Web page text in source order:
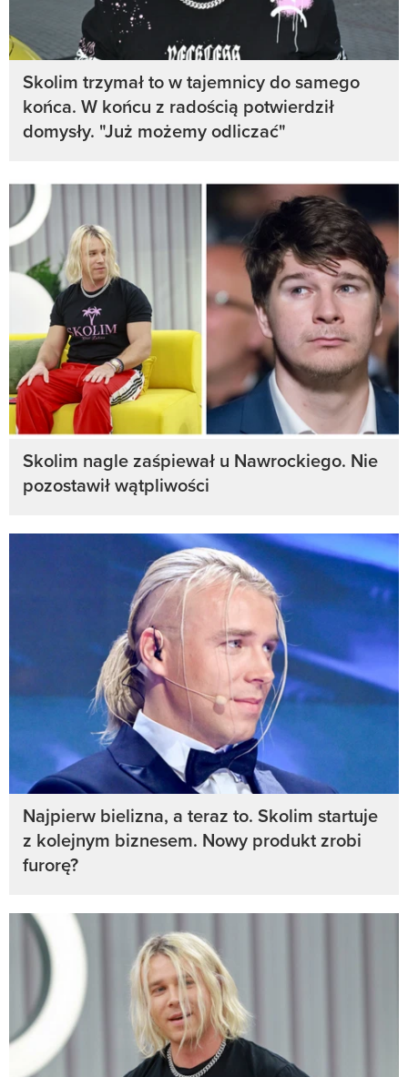
Skolim trzymał to w tajemnicy do samego
końca. W końcu z radością potwierdził
domysły. "Już możemy odliczać"
Skolim nagle zaśpiewał u Nawrockiego. Nie
pozostawił wątpliwości
Najpierw bielizna, a teraz to. Skolim startuje
z kolejnym biznesem. Nowy produkt zrobi
furorę?